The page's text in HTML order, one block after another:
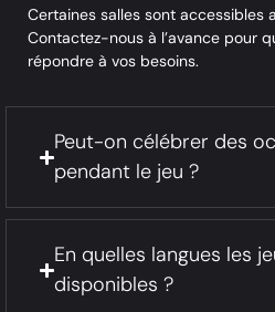
Certaines salles sont accessibles
Contactez-nous à l’avance pour
répondre à vos besoins.
Peut-on célébrer des
pendant le jeu ?
En quelles langues les
disponibles ?